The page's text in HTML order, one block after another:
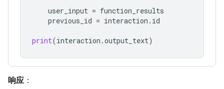
user_input = function_results
previous_id = interaction . id
print(interaction .output_text)
响应 ：